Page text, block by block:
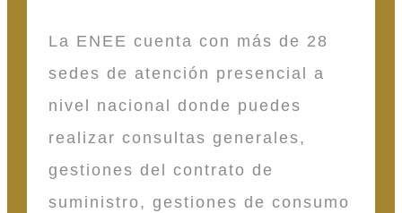
La ENEE cuenta con más de 28
sedes de atención presencial a
nivel nacional donde puedes
realizar consultas generales,
gestiones del contrato de
suministro, gestiones de consumo